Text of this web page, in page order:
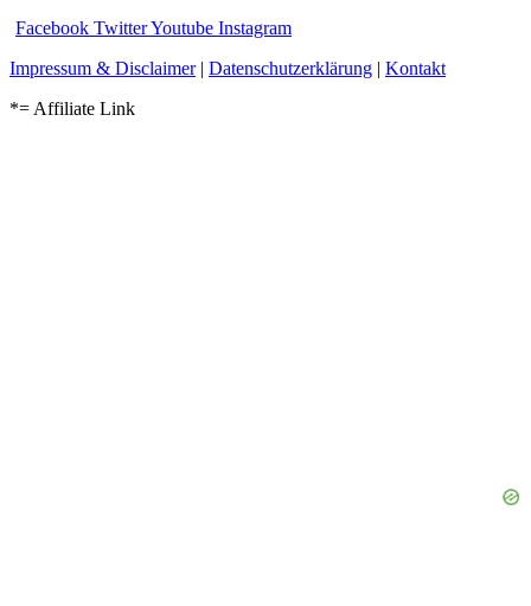
Facebook TwitterYoutube Instagram
Impressum & Disclaimer| Datenschutzerklärung | Kontakt
*= Affiliate Link